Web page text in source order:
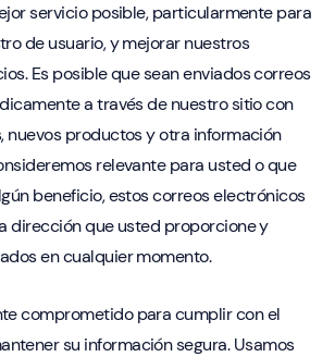
servicio posible, particularmente para
de usuario, y mejorar nuestros
Es posible que sean enviados correos
a través de nuestro sitio con
nuevos productos y otra información
relevante para usted o que
beneficio, estos correos electrónicos
dirección que usted proporcione y
en cualquier momento.
comprometido para cumplir con el
su información segura. Usamos